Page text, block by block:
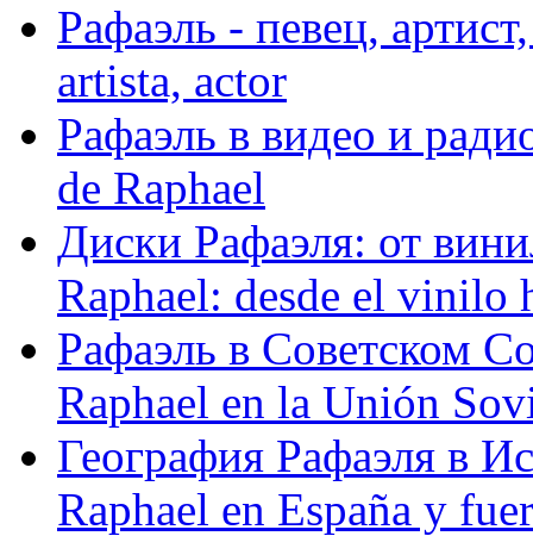
Рафаэль - певец,
artista, actor
Рафаэль в видео и
de Raphael
Диски Рафаэля: от
Raphael: desde el vinilo
Рафаэль в Советском
Raphael en la Unión
География Рафаэля в
Raphael en España y